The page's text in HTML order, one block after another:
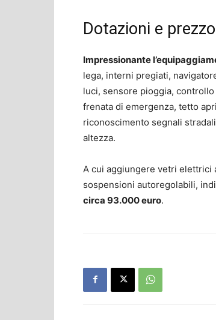
Dotazioni e
Impressionante
lega, interni pregiati,
luci, sensore pioggia,
frenata di emergenza, tetto
riconoscimento segnali
altezza.
A cui aggiungere vetri
sospensioni autoregolabili,
circa 93.000 euro.